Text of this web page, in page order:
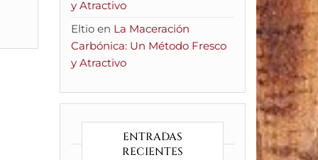
y Atractivo
Eltioen La Maceración
Carbónica: Un Método Fresco
y Atractivo
ENTRADAS
RECIENTES